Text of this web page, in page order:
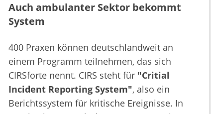
Auch ambulanter Sektor bekommt
System
400 Praxen können deutschlandweit an
einem Programm teilnehmen, das sich
CIRSforte nennt. CIRS steht für "Critial
Incident Reporting System", also ein
Berichtssystem für kritische Ereignisse. In